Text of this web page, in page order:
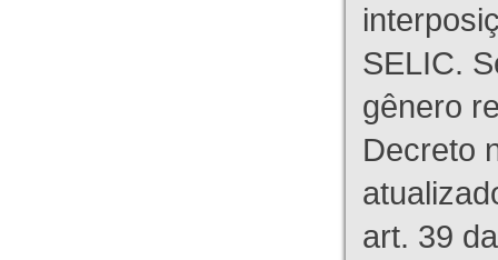
SELIC.
gênero
Decreto
art. 39